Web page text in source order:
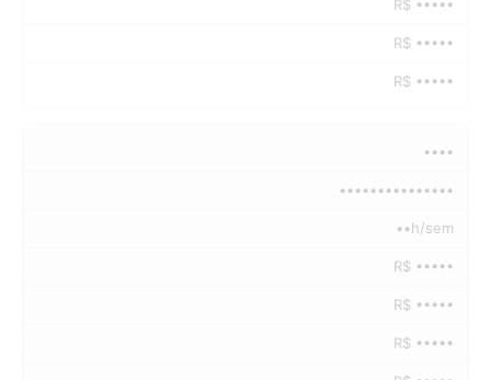
R$ •••••
R$ •••••
R$ •••••
••••
•••••••••••••••
••h/sem
R$ •••••
R$ •••••
R$ •••••